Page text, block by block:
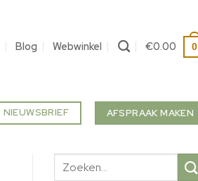
Blog Webwinkel €0.00 0
NIEUWSBRIEF AFSPRAAK MAKEN